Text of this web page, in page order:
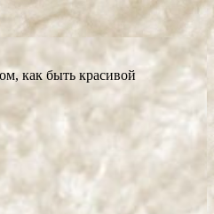
как быть красивой